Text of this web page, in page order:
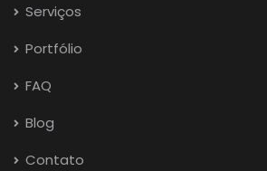
Serviços
Portfólio
FAQ
Blog
Contato